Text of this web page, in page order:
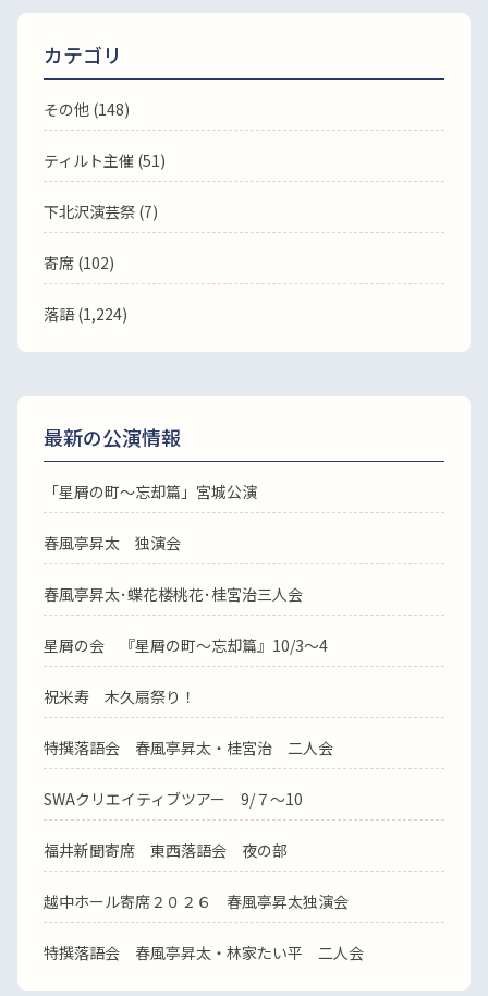
カテゴリ
その他 (148)
ティルト主催 (51)
下北沢演芸祭 (7)
寄席 (102)
落語(1,224)
最新の公演情報
「星屑の町～忘却篇」宮城公演
春風亭昇太 独演会
春風亭昇太･蝶花楼桃花･桂宮治三人会
星屑の会 『星屑の町～忘却篇』10/3～4
祝米寿 木久扇祭り！
特撰落語会 春風亭昇太・桂宮治 二人会
SWAクリエイティブツアー 9/７～10
福井新聞寄席 東西落語会 夜の部
越中ホール寄席２０２６ 春風亭昇太独演会
特撰落語会 春風亭昇太・林家たい平 二人会